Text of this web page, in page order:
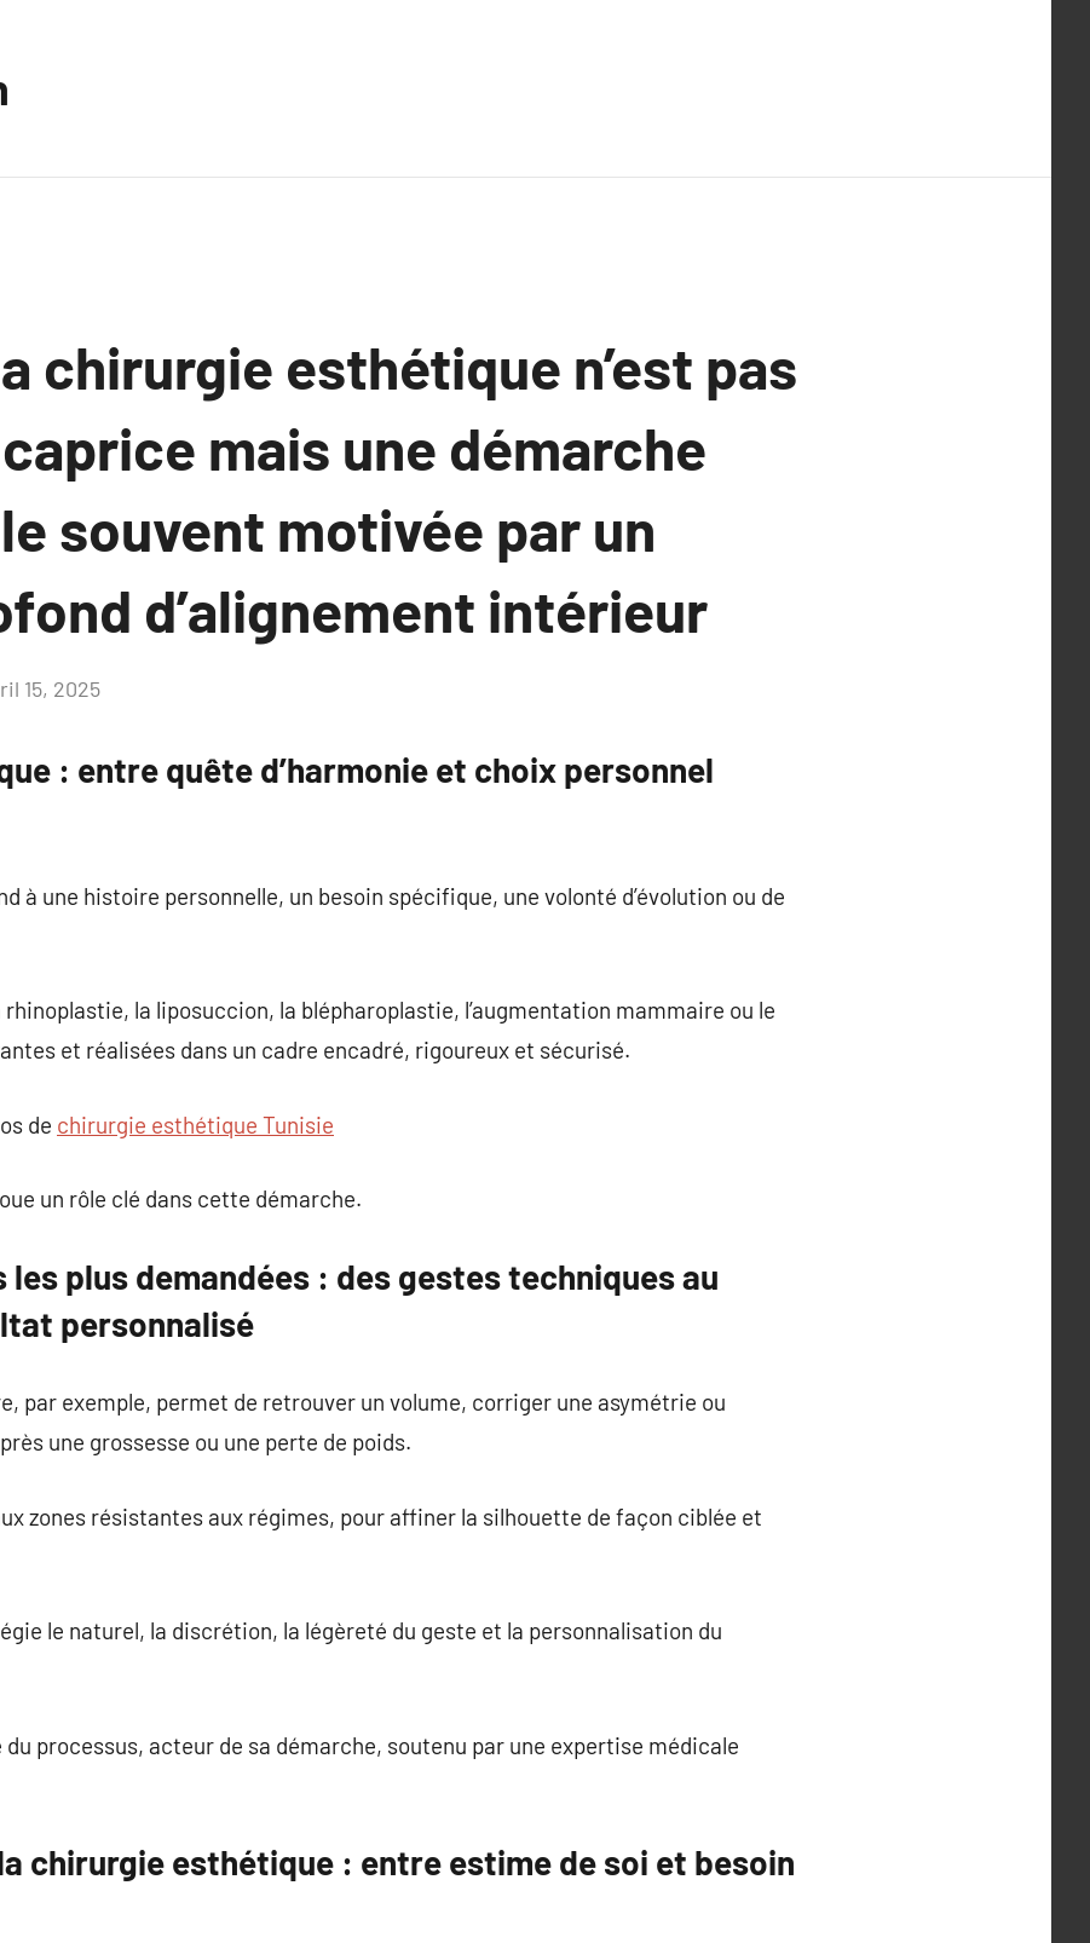
chirurgie esthétique n’est pas
mais une démarche
souvent motivée par un
d’alignement intérieur
15, 2025
: entre quête d’harmonie et choix personnel
à une histoire personnelle, un besoin spécifique, une volonté d’évolution ou de
la liposuccion, la blépharoplastie, l’augmentation mammaire ou le
et réalisées dans un cadre encadré, rigoureux et sécurisé.
de chirurgie esthétique Tunisie
un rôle clé dans cette démarche.
plus demandées : des gestes techniques au
personnalisé
par exemple, permet de retrouver un volume, corriger une asymétrie ou
une grossesse ou une perte de poids.
zones résistantes aux régimes, pour affiner la silhouette de façon ciblée et
le naturel, la discrétion, la légèreté du geste et la personnalisation du
processus, acteur de sa démarche, soutenu par une expertise médicale
chirurgie esthétique : entre estime de soi et besoin